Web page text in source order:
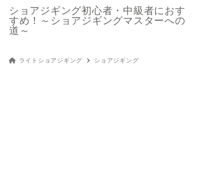
ショアジギング初心者・中級者におす
すめ！～ショアジギングマスターへの
道～
ライトショアジギング ショアジギング